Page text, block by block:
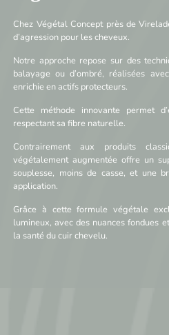
Chez Végétal Concept près de
d’agression pour les cheveux.
Notre approche repose sur des
balayage ou d’ombré, réalisées
enrichie en actifs protecteurs.
Cette méthode innovante permet
respectant sa fibre naturelle.
Contrairement aux produits
végétalement augmentée offre un
souplesse, moins de casse, et une
application.
Grâce à cette formule végétale
lumineux, avec des nuances fondues
la santé du cuir chevelu.